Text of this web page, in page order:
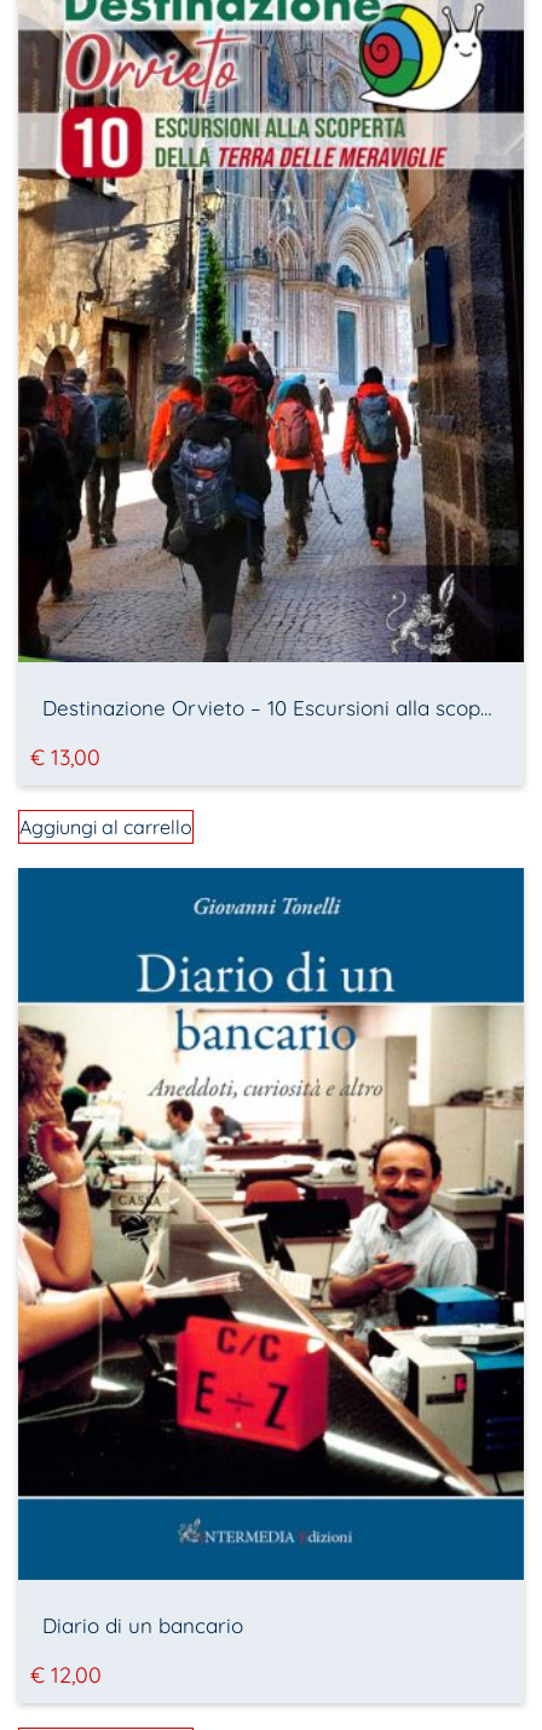
Destinazione Orvieto – 10 Escursioni alla scoperta della Terra delle Meraviglie
€ 13,00
Aggiungi al carrello
Diario di un bancario
€ 12,00